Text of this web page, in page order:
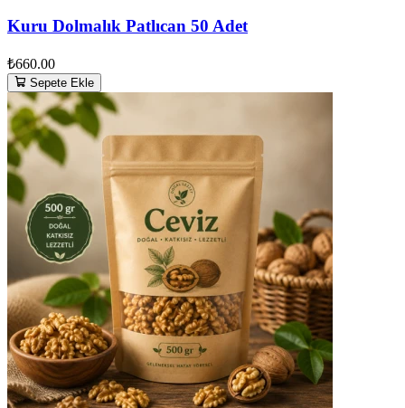
Kuru Dolmalık Patlıcan 50 Adet
₺660.00
Sepete Ekle